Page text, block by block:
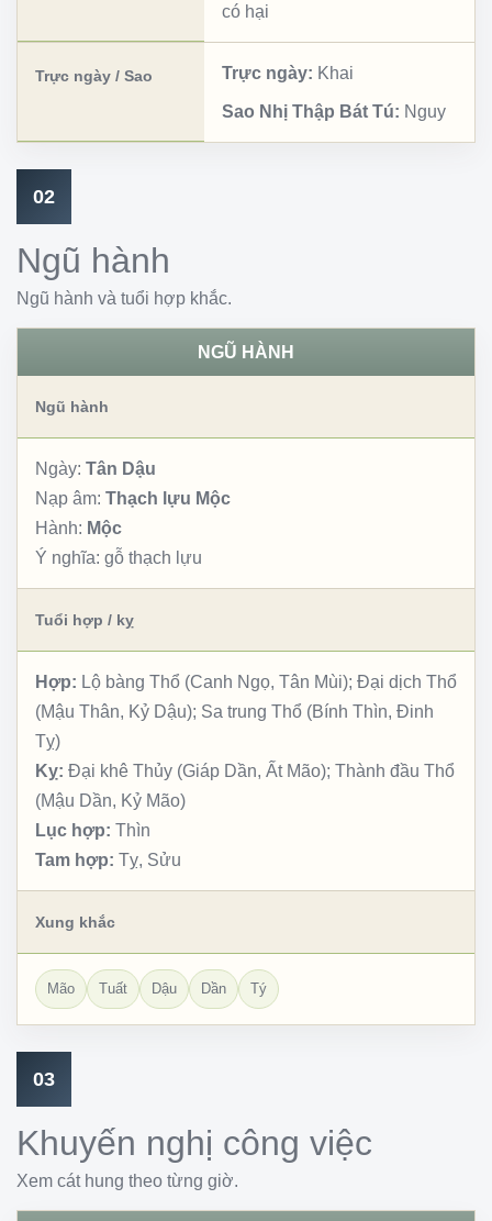
có hại
Trực ngày / Sao Trực ngày: Khai
Sao Nhị Thập Bát Tú: Nguy
02
Ngũ hành
Ngũ hành và tuổi hợp khắc.
NGŨ HÀNH
Ngũ hành
Ngày: Tân Dậu
Nạp âm: Thạch lựu Mộc
Hành: Mộc
Ý nghĩa: gỗ thạch lựu
Tuổi hợp / kỵ
Hợp: Lộ bàng Thổ (Canh Ngọ, Tân Mùi); Đại dịch Thổ
(Mậu Thân, Kỷ Dậu); Sa trung Thổ (Bính Thìn, Đinh
Tỵ)
Kỵ: Đại khê Thủy (Giáp Dần, Ất Mão); Thành đầu Thổ
(Mậu Dần, Kỷ Mão)
Lục hợp: Thìn
Tam hợp: Tỵ, Sửu
Xung khắc
Mão Tuất Dậu Dần Tý
03
Khuyến nghị công việc
Xem cát hung theo từng giờ.